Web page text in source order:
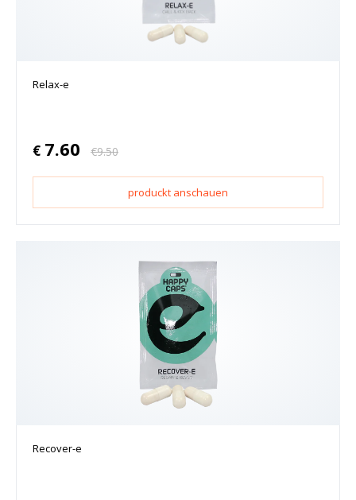
Relax-e
€ 7.60 €9.50
produckt anschauen
Recover-e